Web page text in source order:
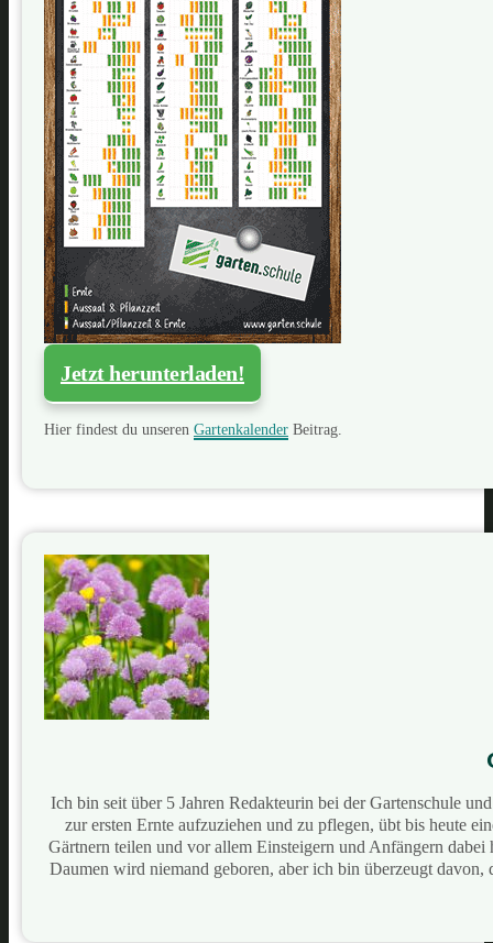
Jetzt herunterladen!
Hier findest du unseren Gartenkalender Beitrag.
Ich bin seit über 5 Jahren Redakteurin bei der Gartenschule
zur ersten Ernte aufzuziehen und zu pflegen, übt bis heute
Gärtnern teilen und vor allem Einsteigern und Anfängern
Daumen wird niemand geboren, aber ich bin überzeugt